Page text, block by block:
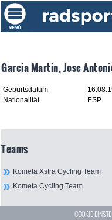
Garcia Martin, Jose
Geburtsdatum
Nationalität
ESP
Teams
Kometa Xstra Cycling Team
Kometa Cycling Team
COOKIE